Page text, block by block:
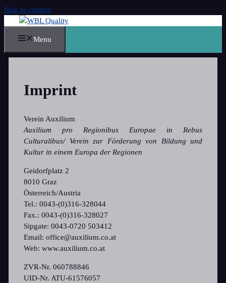
Skip to content
Menu
Imprint
Verein Auxilium
Auxilium pro Regionibus Europae in Rebus
Culturalibus/ Verein zur Förderung von Bildung und
Kultur in einem Europa der Regionen
Geidorfplatz 2
8010 Graz
Österreich/Austria
Tel.: 0043-(0)316-328044
Fax.: 0043-(0)316-328027
Sipgate: 0043-0720 503412
Email: office@auxilium.co.at
Web: www.auxilium.co.at
ZVR-Nr. 060788846
UID-Nr. ATU-61576057